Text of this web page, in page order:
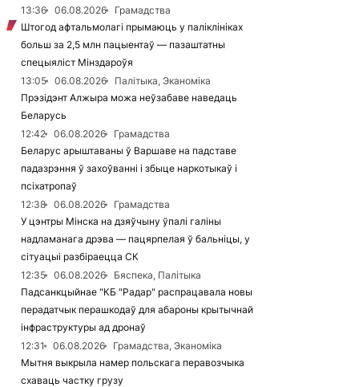
13:36
06.08.2026
Грамадства
Штогод афтальмолагі прымаюць у паліклініках
больш за 2,5 млн пацыентаў — пазаштатны
спецыяліст Мінздароўя
13:05
06.08.2026
Палітыка, Эканоміка
Прэзідэнт Алжыра можа неўзабаве наведаць
Беларусь
12:42
06.08.2026
Грамадства
Беларус арыштаваны ў Варшаве на падставе
падазрэння ў захоўванні і збыце наркотыкаў і
псіхатропаў
12:38
06.08.2026
Грамадства
У цэнтры Мінска на дзяўчыну ўпалі галіны
надламанага дрэва — пацярпелая ў бальніцы, у
сітуацыі разбіраецца СК
12:35
06.08.2026
Бяспека, Палітыка
Падсанкцыйнае "КБ "Радар" распрацавала новы
перадатчык перашкодаў для абароны крытычнай
інфраструктуры ад дронаў
12:31
06.08.2026
Грамадства, Эканоміка
Мытня выкрыла намер польскага перавозчыка
схаваць частку грузу